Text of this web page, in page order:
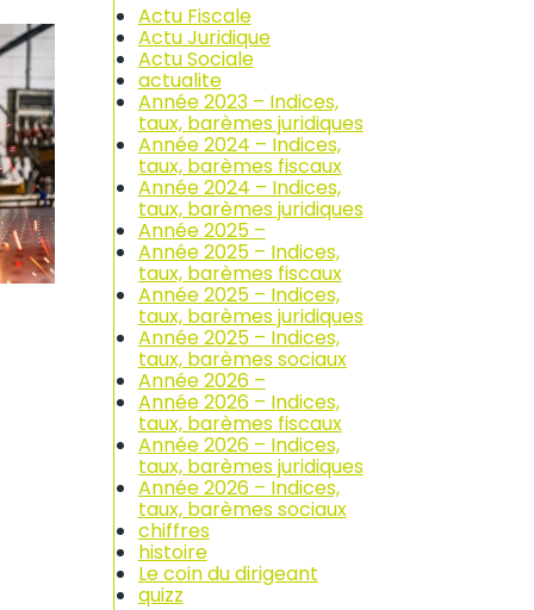
Actu Fiscale
Actu Juridique
Actu Sociale
actualite
Année 2023 – Indices,
taux, barèmes juridiques
Année 2024 – Indices,
taux, barèmes fiscaux
Année 2024 – Indices,
taux, barèmes juridiques
Année 2025 –
Année 2025 – Indices,
taux, barèmes fiscaux
Année 2025 – Indices,
taux, barèmes juridiques
Année 2025 – Indices,
taux, barèmes sociaux
Année 2026 –
Année 2026 – Indices,
taux, barèmes fiscaux
Année 2026 – Indices,
taux, barèmes juridiques
Année 2026 – Indices,
taux, barèmes sociaux
chiffres
histoire
Le coin du dirigeant
quizz